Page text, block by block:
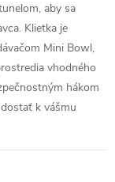
aby sa
Klietka je
Mini Bowl,
vhodného
hákom
k vášmu